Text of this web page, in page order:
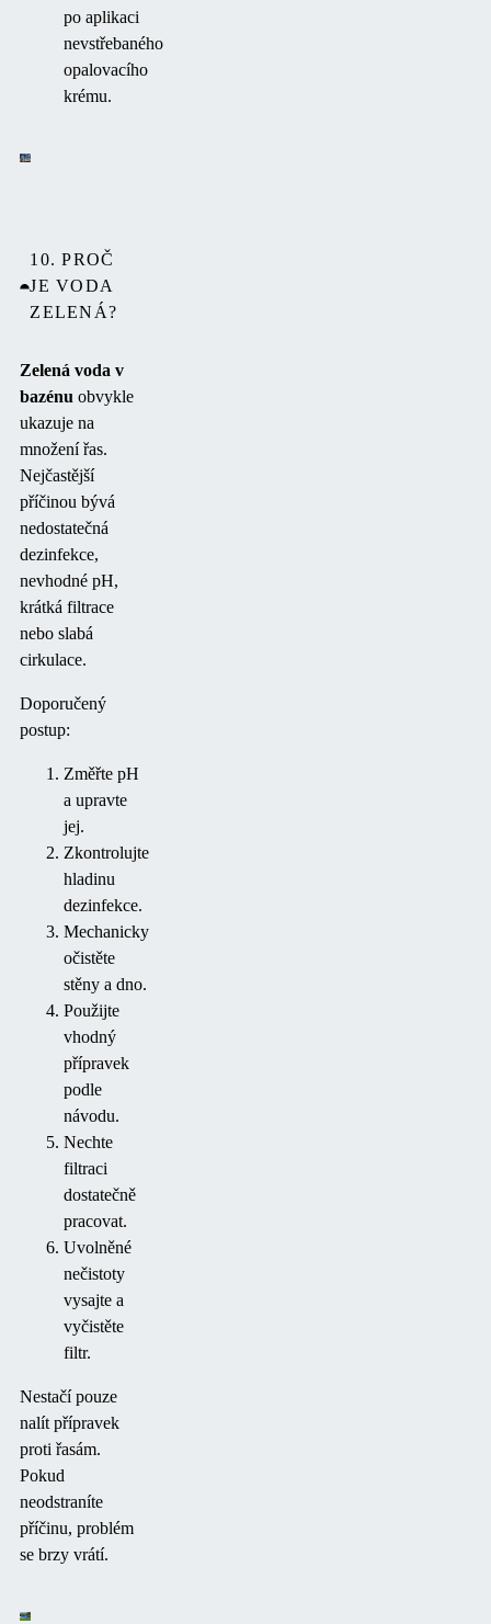
po aplikaci
nevstřebaného
opalovacího
krému.
10. PROČ
JE VODA
ZELENÁ?
Zelená voda v
bazénu obvykle
ukazuje na
množení řas.
Nejčastější
příčinou bývá
nedostatečná
dezinfekce,
nevhodné pH,
krátká filtrace
nebo slabá
cirkulace.
Doporučený
postup:
Změřte pH
a upravte
jej.
Zkontrolujte
hladinu
dezinfekce.
Mechanicky
očistěte
stěny a dno.
Použijte
vhodný
přípravek
podle
návodu.
Nechte
filtraci
dostatečně
pracovat.
Uvolněné
nečistoty
vysajte a
vyčistěte
filtr.
Nestačí pouze
nalít přípravek
proti řasám.
Pokud
neodstraníte
příčinu, problém
se brzy vrátí.